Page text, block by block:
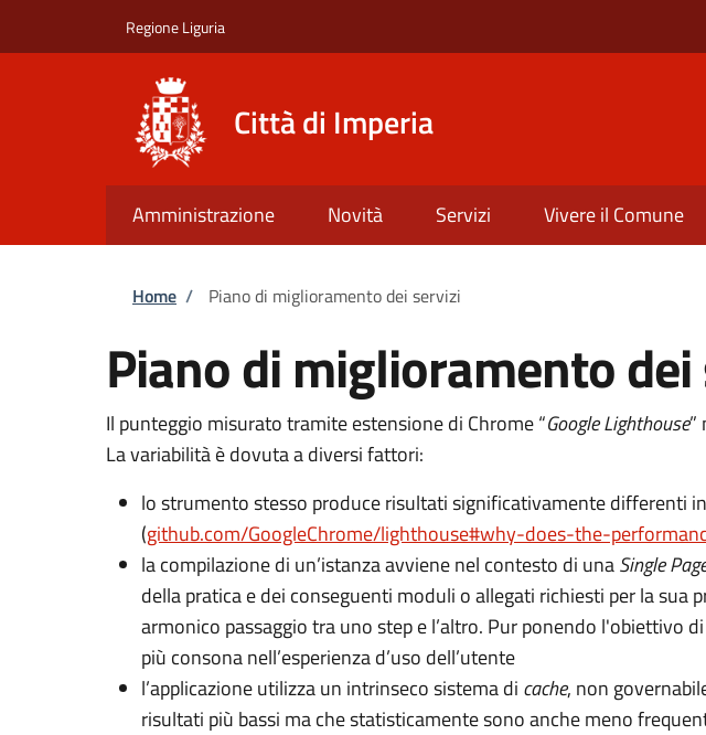
Regione Liguria
Città di Imperia
Amministrazione Novità Servizi Vivere il Comune
Briciole di pane
Home / Piano di miglioramento dei servizi
Piano di miglioramento
Il punteggio misurato tramite estensione di Chrome “Google Lighthouse”
La variabilità è dovuta a diversi fattori:
lo strumento stesso produce risultati significativamente differenti
(github.com/GoogleChrome/lighthouse#why-does-the-
la compilazione di un’istanza avviene nel contesto di unaSingle
della pratica e dei conseguenti moduli o allegati richiesti per la
armonico passaggio tra uno step e l’altro. Pur ponendo l'obiettivo
più consona nell’esperienza d’uso dell’utente
l’applicazione utilizza un intrinseco sistema di cache, non
risultati più bassi ma che statisticamente sono anche meno